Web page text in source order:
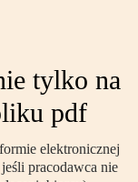
tylko na
pdf
elektronicznej
pracodawca nie